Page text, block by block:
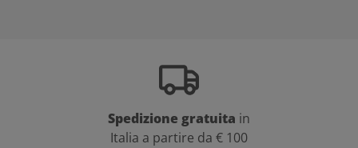
Spedizione gratuita in
Italia a partire da € 100